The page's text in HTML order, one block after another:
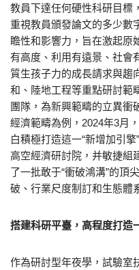
教員下達任何硬性科研目標
重視教員頒發論文的多少數
瞻性和影響力，旨在激起原
有高度、利用有遠景、社會
質生孩子力的成長請求與趨
和、陸地工程等重點研討範
團隊，為新興範疇的立異衝
經濟範疇為例，2024年3月
白積極打造這一“新增加引
高空經濟研討院，并敏捷組
了一批敢于“衝破鴻溝”的頂
破、行業尺度制訂和生態體
搭建科研平臺，高程度打造
作為研討型年夜學，試驗室